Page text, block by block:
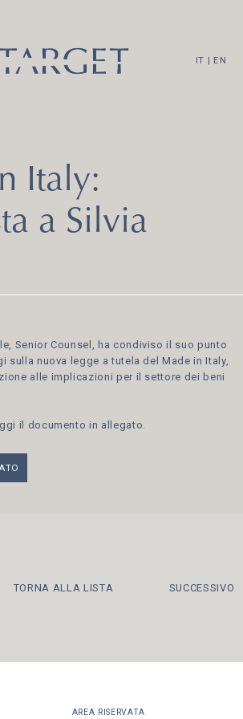
IT | EN
Italy:
a Silvia
Senior Counsel, ha condiviso il suo punto
sulla nuova legge a tutela del Made in Italy,
alle implicazioni per il settore dei beni
il documento in allegato.
TORNA ALLA LISTA SUCCESSIVO
AREA RISERVATA